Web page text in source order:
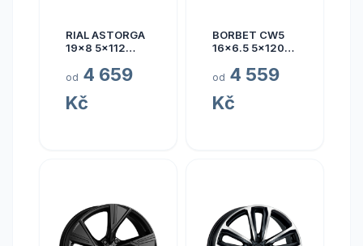
RIAL ASTORGA
19x8 5x112
od 4 659
Kč
BORBET CW5
16x6.5 5x120
od 4 559
Kč